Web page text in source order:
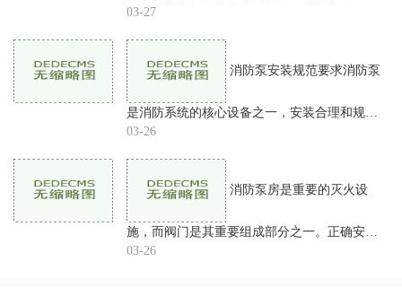
整体的消防设备。这种一体化的设备不仅比传
便，同时也极大地提
03-27
是消防系统的核心设备之一，安装合理和规范
是保证其正常运行、防止事故的关键。在安装
就消防泵安装规范要
03-26
施，而阀门是其重要组成部分之一。正确安装
阀门对于防止泵房漏水、漏电和发生其他安全
03-26